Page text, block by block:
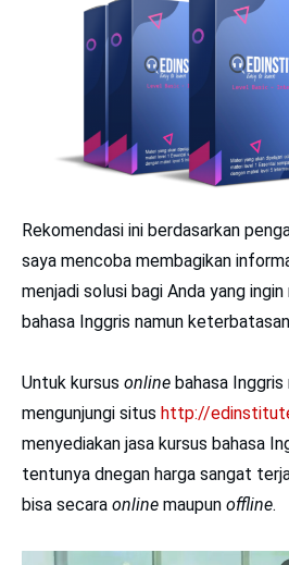
Rekomendasi ini berdasarkan
saya mencoba membagikan
menjadi solusi bagi Anda yang
bahasa Inggris namun
Untuk kursus online bahasa Inggris
mengunjungi situs http://
menyediakan jasa kursus bahasa
tentunya dnegan harga sangat
bisa secara online maupun offline.